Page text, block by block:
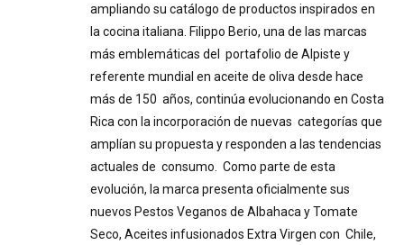
ampliando su catálogo de productos inspirados en
la cocina italiana. Filippo Berio, una de las marcas
más emblemáticas del portafolio de Alpiste y
referente mundial en aceite de oliva desde hace
más de 150 años, continúa evolucionando en Costa
Rica con la incorporación de nuevas categorías que
amplían su propuesta y responden a las tendencias
actuales de consumo. Como parte de esta
evolución, la marca presenta oficialmente sus
nuevos Pestos Veganos de Albahaca y Tomate
Seco, Aceites infusionados Extra Virgen con Chile,